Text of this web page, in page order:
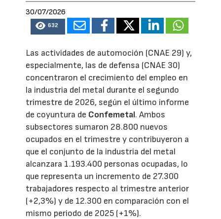
30/07/2026
632
Las actividades de automoción (CNAE 29) y,
especialmente, las de defensa (CNAE 30)
concentraron el crecimiento del empleo en
la industria del metal durante el segundo
trimestre de 2026, según el último informe
de coyuntura de Confemetal. Ambos
subsectores sumaron 28.800 nuevos
ocupados en el trimestre y contribuyeron a
que el conjunto de la industria del metal
alcanzara 1.193.400 personas ocupadas, lo
que representa un incremento de 27.300
trabajadores respecto al trimestre anterior
(+2,3%) y de 12.300 en comparación con el
mismo periodo de 2025 (+1%).